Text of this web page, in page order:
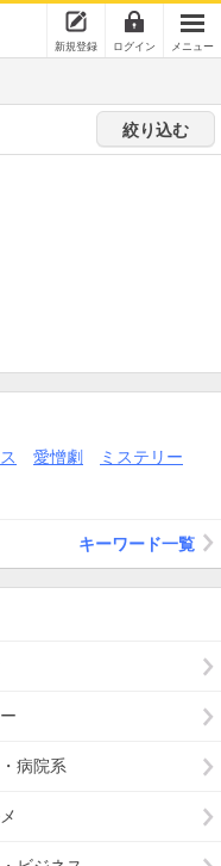
新規登録 ログイン メニュー
絞り込む
愛憎劇
ミステリー
キーワード一覧
病院系